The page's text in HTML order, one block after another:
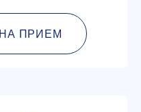
ПРИЕМ